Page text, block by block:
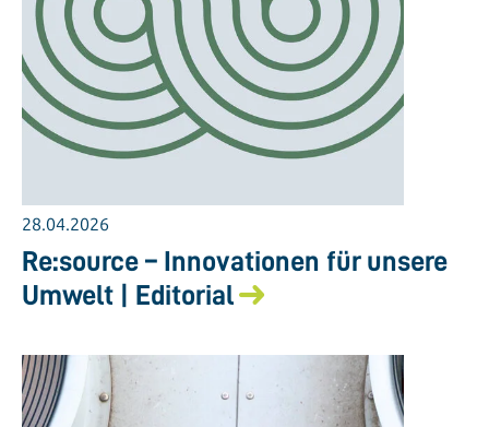
28.04.2026
Re:source – Innovationen für unsere
Umwelt | Editorial